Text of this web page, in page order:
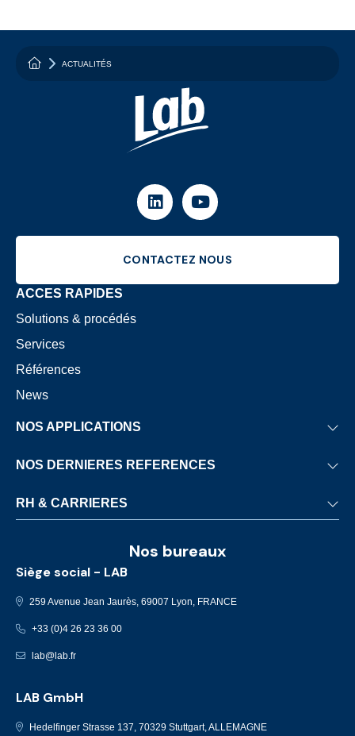
{homepage_hero: {main_title: "Votre partenaire pour
ACTUALITÉS
LINKEDINYOUTUBE
CONTACTEZ NOUS
ACCES RAPIDES
Solutions & procédés
Services
Références
News
NOS APPLICATIONS
Incinération des boues
NOS DERNIERES REFERENCES
Brno
RH & CARRIERES
Offres d'emploi
Nos bureaux
Siège social - LAB
259 Avenue Jean Jaurès, 69007 Lyon, FRANCE
+33 (0)4 26 23 36 00
lab@lab.fr
LAB GmbH
Hedelfinger Strasse 137, 70329 Stuttgart, ALLEMAGNE